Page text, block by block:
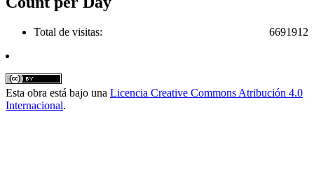
6691912
Total de visitas:
Esta obra está bajo una Licencia Creative Commons Atribución 4.0
Internacional.